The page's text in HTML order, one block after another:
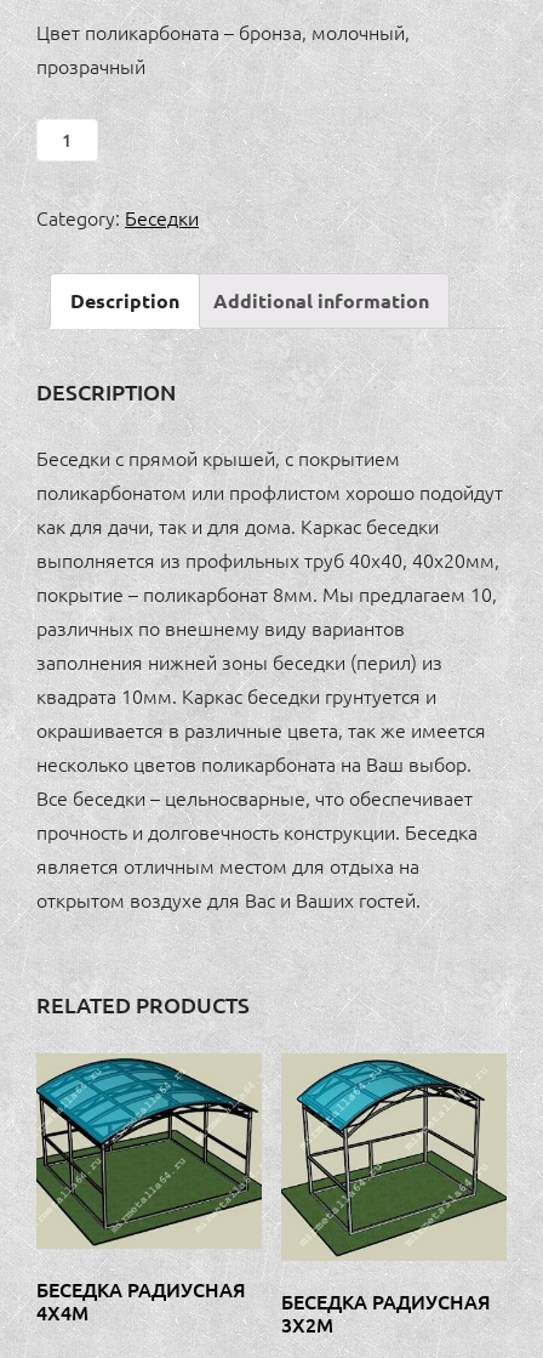
Цвет поликарбоната – бронза, молочный,
прозрачный
Беседка
двускатная
3х2м
quantity
Category:Беседки
Description Additional information
DESCRIPTION
Беседки с прямой крышей, с покрытием
поликарбонатом или профлистом хорошо подойдут
как для дачи, так и для дома. Каркас беседки
выполняется из профильных труб 40х40, 40х20мм,
покрытие – поликарбонат 8мм. Мы предлагаем 10,
различных по внешнему виду вариантов
заполнения нижней зоны беседки (перил) из
квадрата 10мм. Каркас беседки грунтуется и
окрашивается в различные цвета, так же имеется
несколько цветов поликарбоната на Ваш выбор.
Все беседки – цельносварные, что обеспечивает
прочность и долговечность конструкции. Беседка
является отличным местом для отдыха на
открытом воздухе для Вас и Ваших гостей.
RELATED PRODUCTS
БЕСЕДКА РАДИУСНАЯ
4Х4М
БЕСЕДКА РАДИУСНАЯ
3Х2М